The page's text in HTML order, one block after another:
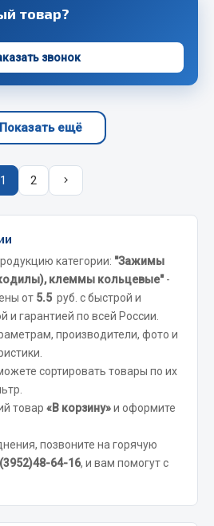
ещё
товар?
звонок
Показать ещё
1 2
категории: "Зажимы
клеммы кольцевые"-
от 5.5 руб. с быстрой и
и гарантией по всей России.
производители, фото и
сортировать товары по их
товар «В корзину»и оформите
позвоните на горячую
64-16, и вам помогут с